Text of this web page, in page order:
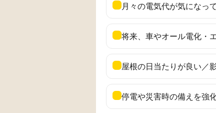
月々の電気代が気になっ
将来、車やオール電化・
屋根の日当たりが良い／
停電や災害時の備えを強